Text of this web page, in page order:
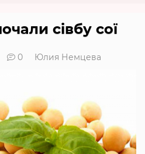
сівбу сої
0 Юлия Немцева